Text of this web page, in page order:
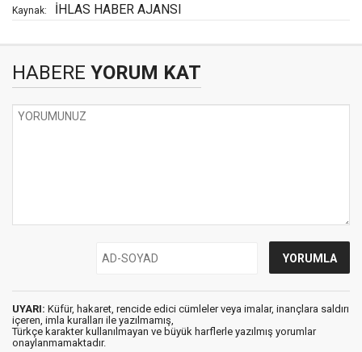
Kaynak: İHLAS HABER AJANSI
HABERE YORUM KAT
UYARI: Küfür, hakaret, rencide edici cümleler veya imalar, inançlara saldırı
içeren, imla kuralları ile yazılmamış,
Türkçe karakter kullanılmayan ve büyük harflerle yazılmış yorumlar
onaylanmamaktadır.